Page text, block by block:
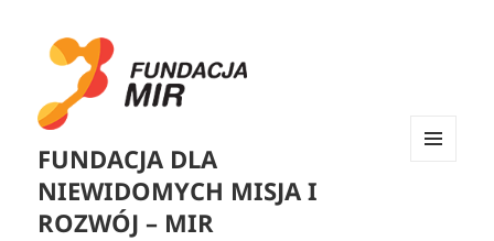
FUNDACJA DLA
NIEWIDOMYCH MISJA I
ROZWÓJ – MIR